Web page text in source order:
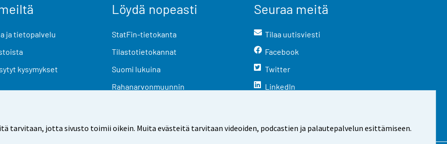
tarvitaan, jotta sivusto toimii oikein. Muita evästeitä tarvitaan videoiden, podcastien ja palautepalvelun esittämiseen.
ja tietopalvelu
kysymykset
Löydä nopeasti
StatFin-tietokanta
Tilastotietokannat
Suomi lukuina
Rahanarvonmuunnin
Seuraa meitä
Tilaa uutisviesti
Facebook
Twitter
LinkedIn